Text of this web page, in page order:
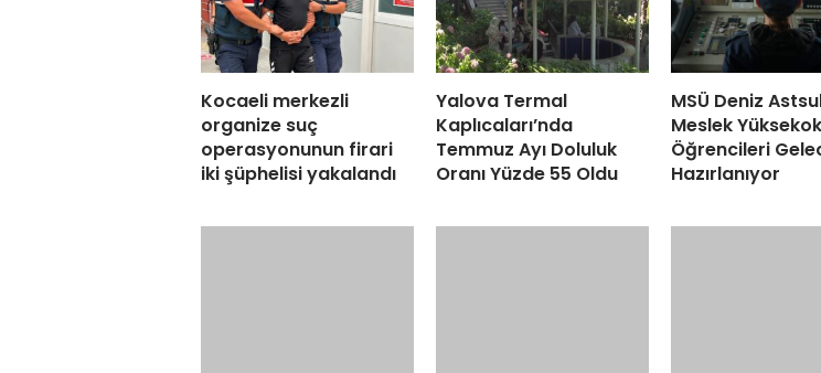
Kocaeli merkezli
organize suç
operasyonunun firari
iki şüphelisi yakalandı
Yalova Termal
Kaplıcaları’nda
Temmuz Ayı Doluluk
Oranı Yüzde 55 Oldu
MSÜ Deniz
Meslek
Öğrencileri
Hazırlanıyor